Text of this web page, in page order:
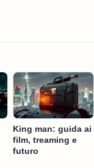
King man: guida ai
film, treaming e
futuro